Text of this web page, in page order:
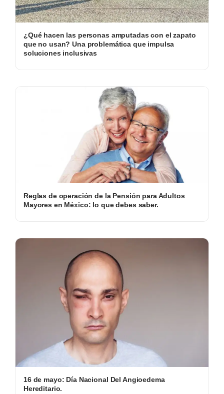
¿Qué hacen las personas amputadas con el zapato
que no usan? Una problemática que impulsa
soluciones inclusivas
Reglas de operación de la Pensión para Adultos
Mayores en México: lo que debes saber.
16 de mayo: Día Nacional Del Angioedema
Hereditario.